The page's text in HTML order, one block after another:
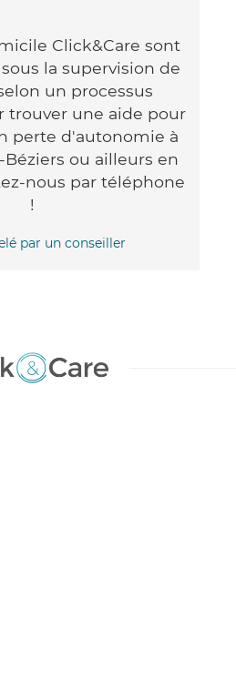
Click&Care sont
la supervision de
un processus
trouver une aide pour
perte d'autonomie à
ou ailleurs en
nous par téléphone
!
par un conseiller